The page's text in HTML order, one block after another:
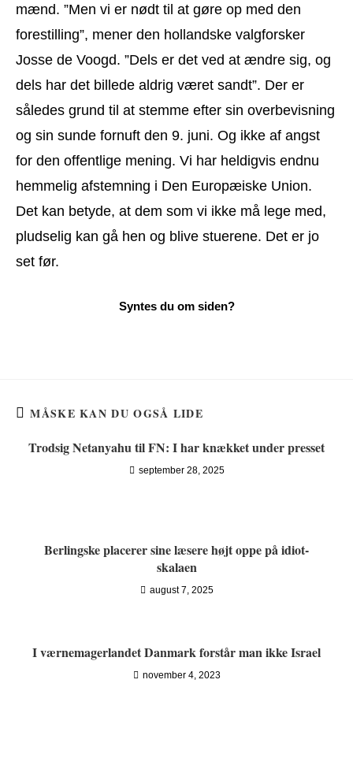
mænd. ”Men vi er nødt til at gøre op med den
forestilling”, mener den hollandske valgforsker
Josse de Voogd. ”Dels er det ved at ændre sig, og
dels har det billede aldrig været sandt”. Der er
således grund til at stemme efter sin overbevisning
og sin sunde fornuft den 9. juni. Og ikke af angst
for den offentlige mening. Vi har heldigvis endnu
hemmelig afstemning i Den Europæiske Union.
Det kan betyde, at dem som vi ikke må lege med,
pludselig kan gå hen og blive stuerene. Det er jo
set før.
MÅSKE KAN DU OGSÅ LIDE
Trodsig Netanyahu til FN: I har knækket under presset
september 28, 2025
Berlingske placerer sine læsere højt oppe på idiot-
skalaen
august 7, 2025
I værnemagerlandet Danmark forstår man ikke Israel
november 4, 2023